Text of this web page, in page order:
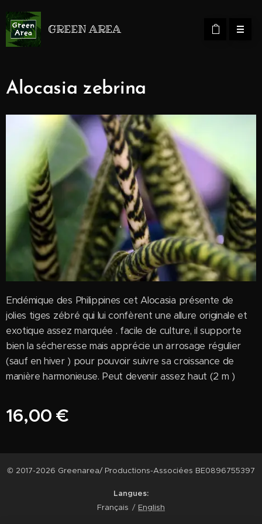
GREEN AREA
Alocasia zebrina
Endémique des Philippines cet Alocasia présente de
jolies tiges zébré qui lui confèrent une allure originale et
exotique assez marquée . facile de culture, il supporte
bien la sécheresse mais apprécie un arrosage régulier
(sauf en hiver ) pour pouvoir suivre sa croissance de
manière harmonieuse. Peut devenir assez haut (2 m )
16,00 €
© 2017-2026 Greenarea/ Productions-Associées BE0896755397
Langues
Français
English